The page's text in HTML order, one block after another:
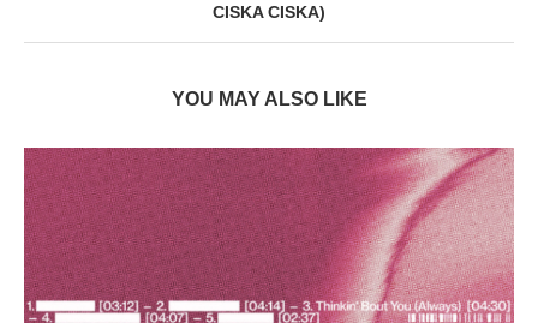
CISKA CISKA)
YOU MAY ALSO LIKE